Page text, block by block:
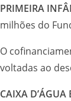
PRIMEIRA
milhões do
O
voltadas ao
CAIXA D’ÁGUA